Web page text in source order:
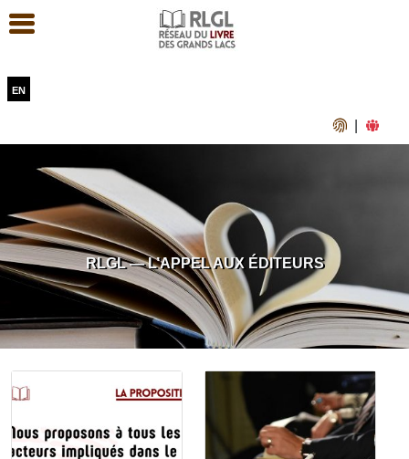
en
RLGL — L’APPEL AUX ÉDITEURS